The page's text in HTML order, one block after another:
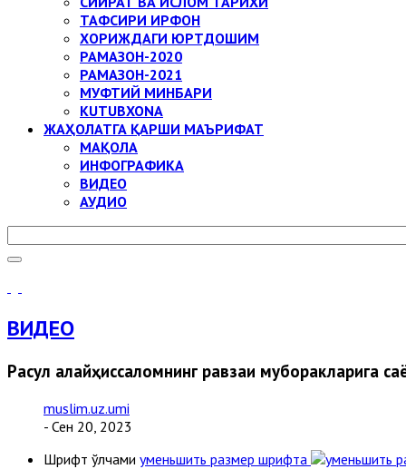
ТАФСИРИ ИРФОН
ХОРИЖДАГИ ЮРТДОШИМ
РАМАЗОН-2020
РАМАЗОН-2021
МУФТИЙ МИНБАРИ
KUTUBXONA
ЖАҲОЛАТГА ҚАРШИ МАЪРИФАТ
МАҚОЛА
ИНФОГРАФИКА
ВИДЕО
АУДИО
ВИДЕО
Расул алайҳиссаломнинг равзаи муборакларига
muslim.uz.umi
- Сен 20, 2023
Шрифт ўлчами уменьшить размер шрифта